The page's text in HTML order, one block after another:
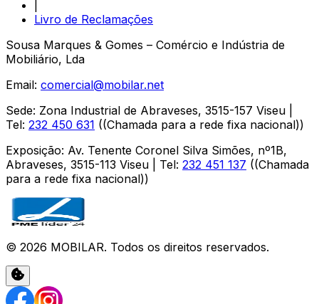
Livro de Reclamações
Sousa Marques & Gomes – Comércio e Indústria de
Mobiliário, Lda
Email: comercial@mobilar.net
Sede: Zona Industrial de Abraveses, 3515-157 Viseu
Tel: 232 450 631 ((Chamada para a rede fixa nacional))
Exposição: Av. Tenente Coronel Silva Simões, nº1B,
Abraveses, 3515-113 Viseu | Tel: 232 451 137 ((Chamada
para a rede fixa nacional))
© 2026 MOBILAR. Todos os direitos reservados.